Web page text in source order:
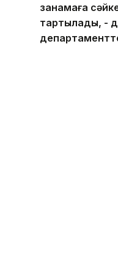
заңнамаға
тартылады, -